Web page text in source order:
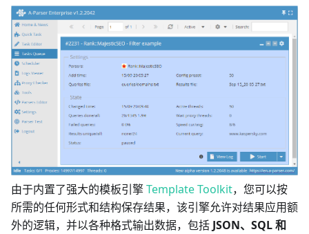
由于内置了强大的模板引擎Template Toolkit，您可以按
所需的任何形式和结构保存结果，该引擎允许对结果应用额
外的逻辑，并以各种格式输出数据，包括JSON、SQL 和